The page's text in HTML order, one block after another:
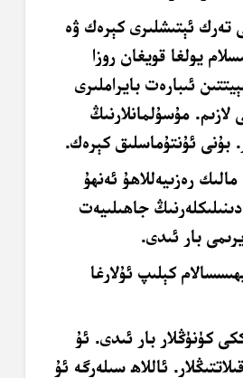
تەرك ئېتىشلىرى كېرەك ۋە
يولغا قويغان روزا
ئىبارەت بايراملىرى
لازىم. مۇسۇلمانلارنىڭ
بۇنى ئۇنتۇماسلىق كېرەك.
رەزىيەللاھۇ ئەنھۇ
جاھىلىيەت
بار ئىدى.
كېلىپ ئۇلارغا
كۈنۈڭلار بار ئىدى. ئۇ
ئاللاھ سىلەرگە ئۇ